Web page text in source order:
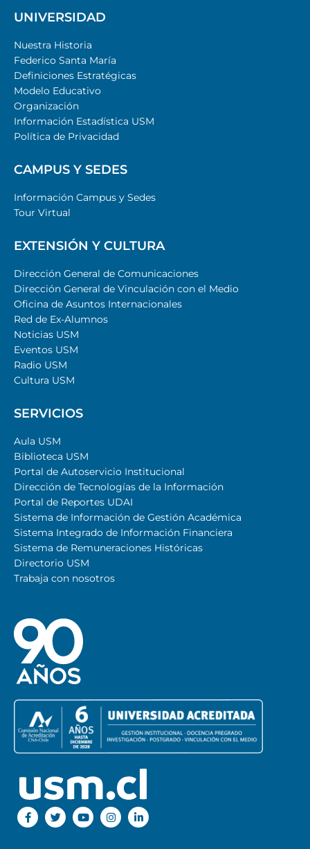
UNIVERSIDAD
Nuestra Historia
Federico Santa María
Definiciones Estratégicas
Modelo Educativo
Organización
Información Estadística USM
Política de Privacidad
CAMPUS Y SEDES
Información Campus y Sedes
Tour Virtual
EXTENSIÓN Y CULTURA
Dirección General de Comunicaciones
Dirección General de Vinculación con el Medio
Oficina de Asuntos Internacionales
Red de Ex-Alumnos
Noticias USM
Eventos USM
Radio USM
Cultura USM
SERVICIOS
Aula USM
Biblioteca USM
Portal de Autoservicio Institucional
Dirección de Tecnologías de la Información
Portal de Reportes UDAI
Sistema de Información de Gestión Académica
Sistema Integrado de Información Financiera
Sistema de Remuneraciones Históricas
Directorio USM
Trabaja con nosotros